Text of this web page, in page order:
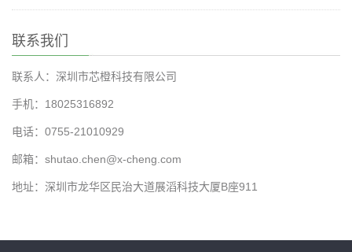
联系我们
联系人：深圳市芯橙科技有限公司
手机：18025316892
电话：0755-21010929
邮箱：shutao.chen@x-cheng.com
地址：深圳市龙华区民治大道展滔科技大厦B座911